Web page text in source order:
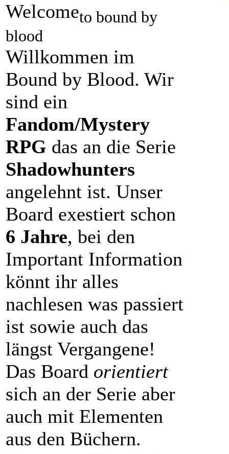
Welcometo bound by
blood
Willkommen im
Bound by Blood. Wir
sind ein
Fandom/Mystery
RPG das an die Serie
Shadowhunters
angelehnt ist. Unser
Board exestiert schon
6 Jahre, bei den
Important Information
könnt ihr alles
nachlesen was passiert
ist sowie auch das
längst Vergangene!
Das Board orientiert
sich an der Serie aber
auch mit Elementen
aus den Büchern.